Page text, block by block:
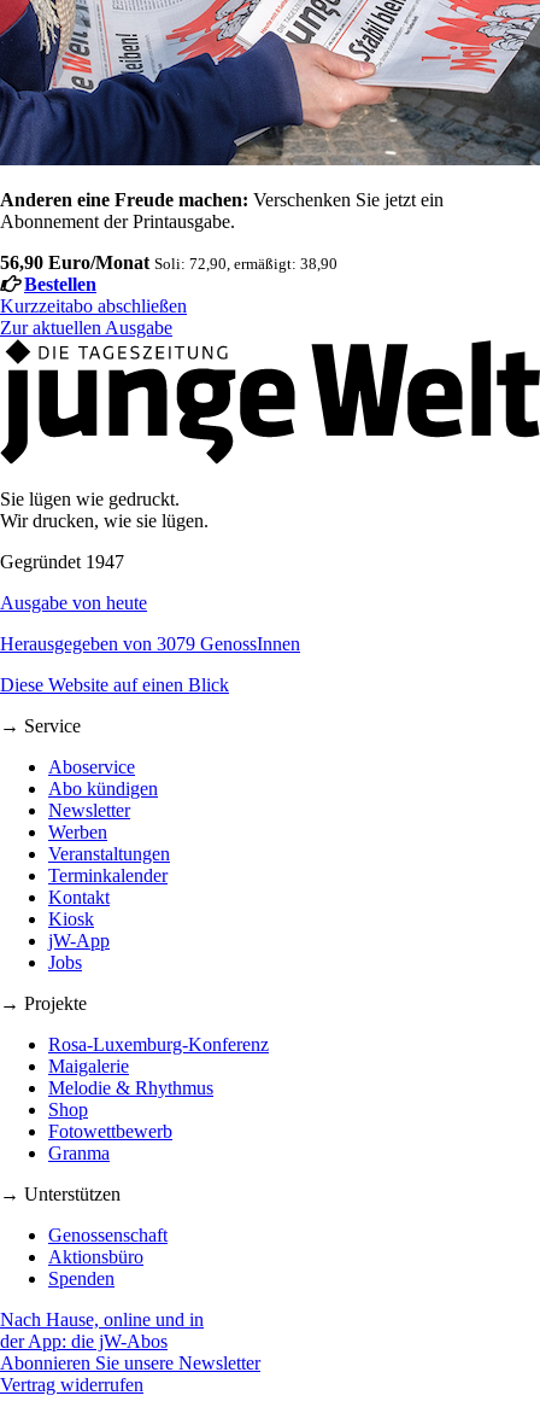
Anderen eine Freude machen: Verschenken Sie jetzt ein
Abonnement der Printausgabe.
56,90 Euro/Monat Soli: 72,90, ermäßigt: 38,90
Bestellen
Kurzzeitabo abschließen
Zur aktuellen Ausgabe
Sie lügen wie gedruckt.
Wir drucken, wie sie lügen.
Gegründet 1947
Ausgabe von heute
Herausgegeben von 3079 GenossInnen
Diese Website auf einen Blick
→ Service
Aboservice
Abo kündigen
Newsletter
Werben
Veranstaltungen
Terminkalender
Kontakt
Kiosk
jW-App
Jobs
→ Projekte
Rosa-Luxemburg-Konferenz
Maigalerie
Melodie & Rhythmus
Shop
Fotowettbewerb
Granma
→ Unterstützen
Genossenschaft
Aktionsbüro
Spenden
Nach Hause, online und in
der App: die jW-Abos
Abonnieren Sie unsere Newsletter
Vertrag widerrufen